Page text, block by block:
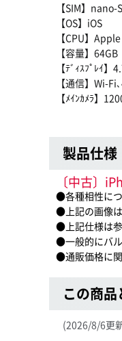
【SIM】nano-
【OS】iOS
【CPU】
【容量】64GB
【ﾃﾞｨｽﾌﾟﾚｲ】
【通信】Wi-
【ﾒｲﾝｶﾒﾗ】
製品仕様
〔中古〕
●各種相性につ
●上記の画像は
●上記仕様は参
●一般的にバル
●通販価格に関
この商
(2026/8/6更